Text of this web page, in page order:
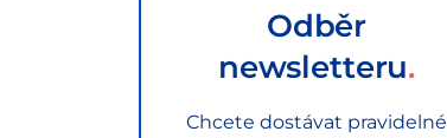
Odběr
newsletteru
Chcete dostávat pravidelné